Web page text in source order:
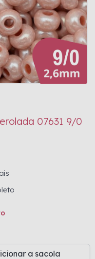
07631 9/0
a sacola